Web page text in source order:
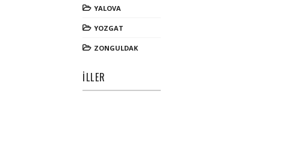
YALOVA
YOZGAT
ZONGULDAK
İLLER